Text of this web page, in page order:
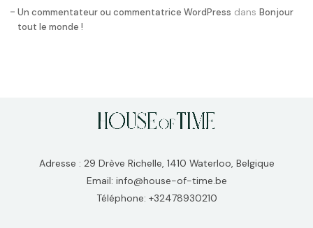
Un commentateur ou commentatrice WordPress dans Bonjour
tout le monde !
Adresse : 29 Drève Richelle, 1410 Waterloo, Belgique
Email: info@house-of-time.be
Téléphone: +32478930210